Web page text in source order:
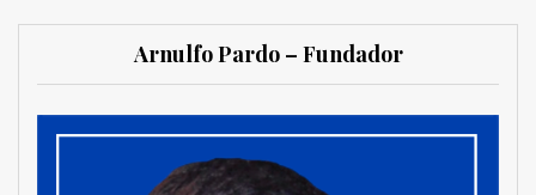
Arnulfo Pardo – Fundador